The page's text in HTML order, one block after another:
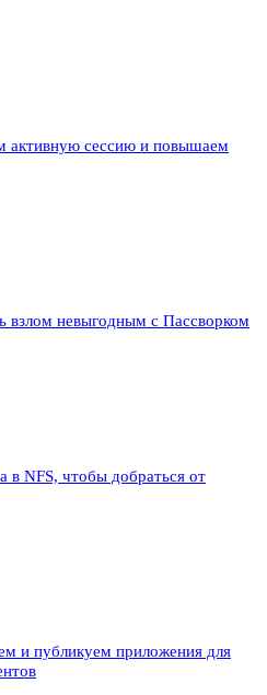
активную сессию и повышаем
взлом невыгодным с Пассворком
в NFS, чтобы добраться от
и публикуем приложения для